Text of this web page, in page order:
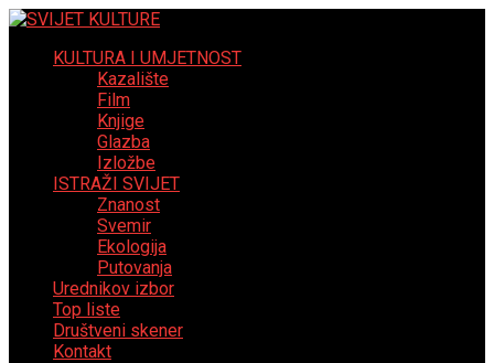
KULTURA I UMJETNOST
Kazalište
Film
Knjige
Glazba
Izložbe
ISTRAŽI SVIJET
Znanost
Svemir
Ekologija
Putovanja
Urednikov izbor
Top liste
Društveni skener
Kontakt